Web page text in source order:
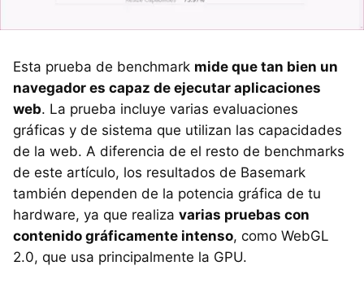
Esta prueba de benchmark mide que tan bien un
navegador es capaz de ejecutar aplicaciones
web. La prueba incluye varias evaluaciones
gráficas y de sistema que utilizan las capacidades
de la web. A diferencia de el resto de benchmarks
de este artículo, los resultados de Basemark
también dependen de la potencia gráfica de tu
hardware, ya que realiza varias pruebas con
contenido gráficamente intenso, como WebGL
2.0, que usa principalmente la GPU.